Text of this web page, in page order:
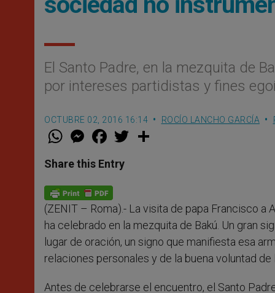
El Santo Padre, en la mezquita de
por intereses partidistas y fines
OCTUBRE 02, 2016 16:14 ROCÍO LANCHO GARCÍA
W
t
s
p
p
M
e
s
e
g
e
F
a
e
b
o
k
w
Share this Entry
(ZENIT – Roma).- La visita de papa Francisco
ha celebrado en la mezquita de Bakú. Un gran
lugar de oración, un signo que manifiesta esa
relaciones personales y de la buena voluntad
Antes de celebrarse el encuentro, el Santo